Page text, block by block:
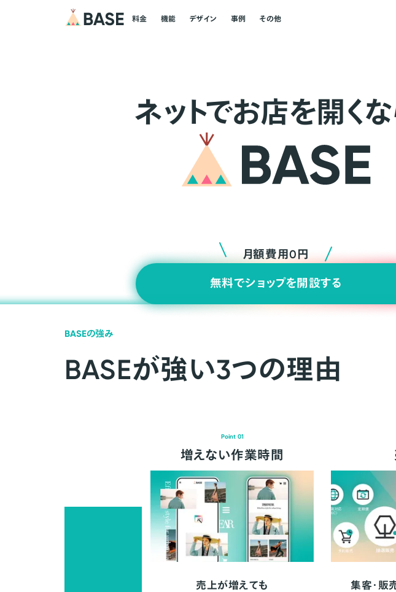
料金 機能 デザイン 事例 その他
ネッ トでお店を開くな
月額費用0円
無料でショップを開設する
BASEの強み
BASEが強い3つの理由
Point 01
増えない作業時間
売上が増えても
集客・販